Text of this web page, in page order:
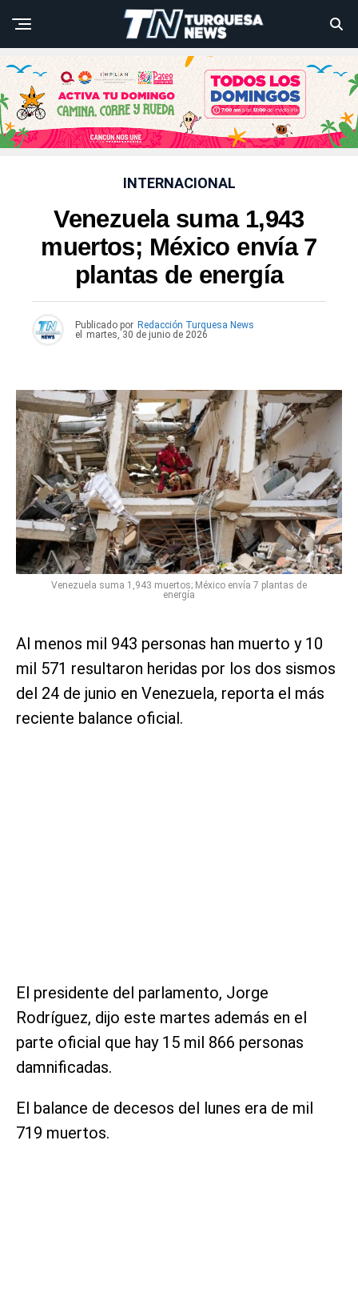
INTERNACIONAL
Venezuela suma 1,943
muertos; México envía 7
plantas de energía
Publicado por Redacción Turquesa News
el
martes, 30 de junio de 2026
Venezuela suma 1,943 muertos; México envía 7 plantas de
energía
Al menos mil 943 personas han muerto y 10
mil 571 resultaron heridas por los dos sismos
del 24 de junio en Venezuela, reporta el más
reciente balance oficial.
El presidente del parlamento, Jorge
Rodríguez, dijo este martes además en el
parte oficial que hay 15 mil 866 personas
damnificadas.
El balance de decesos del lunes era de mil
719 muertos.